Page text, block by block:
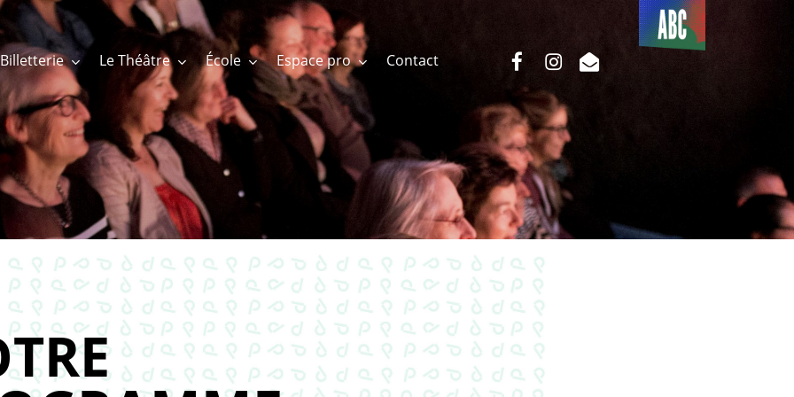
Billetterie Le Théâtre École Espace pro Contact
Du côté
de l’ABC
facebookinstagram
email